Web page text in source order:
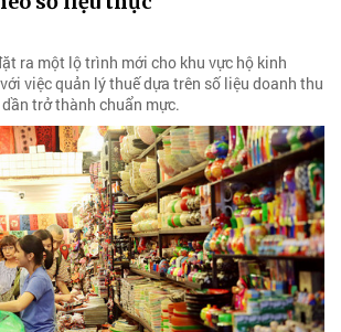
ra một lộ trình mới cho khu vực hộ kinh
việc quản lý thuế dựa trên số liệu doanh thu
trở thành chuẩn mực.